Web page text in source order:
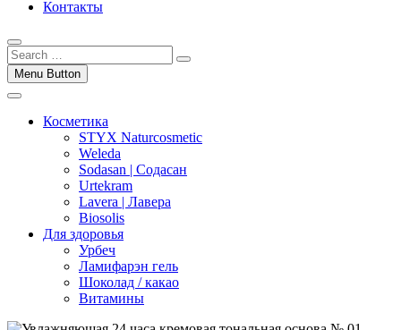
Контакты
Menu Button
Косметика
STYX Naturcosmetic
Weleda
Sodasan | Содасан
Urtekram
Lavera | Лавера
Biosolis
Для здоровья
Урбеч
Ламифарэн гель
Шоколад / какао
Витамины